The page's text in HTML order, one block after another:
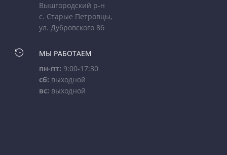
Вышгородский р-н
с. Старые Петровцы,
ул. Дубровского 8б

МЫ РАБОТАЕМ
пн-пт: 9:00-17:30
сб: выходной
вс: выходной